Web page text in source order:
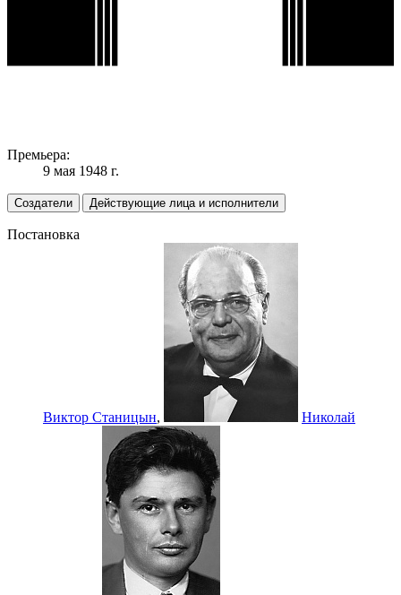
Премьера:
9 мая 1948 г.
Создатели Действующие лица и исполнители
Постановка
Виктор Станицын, Николай